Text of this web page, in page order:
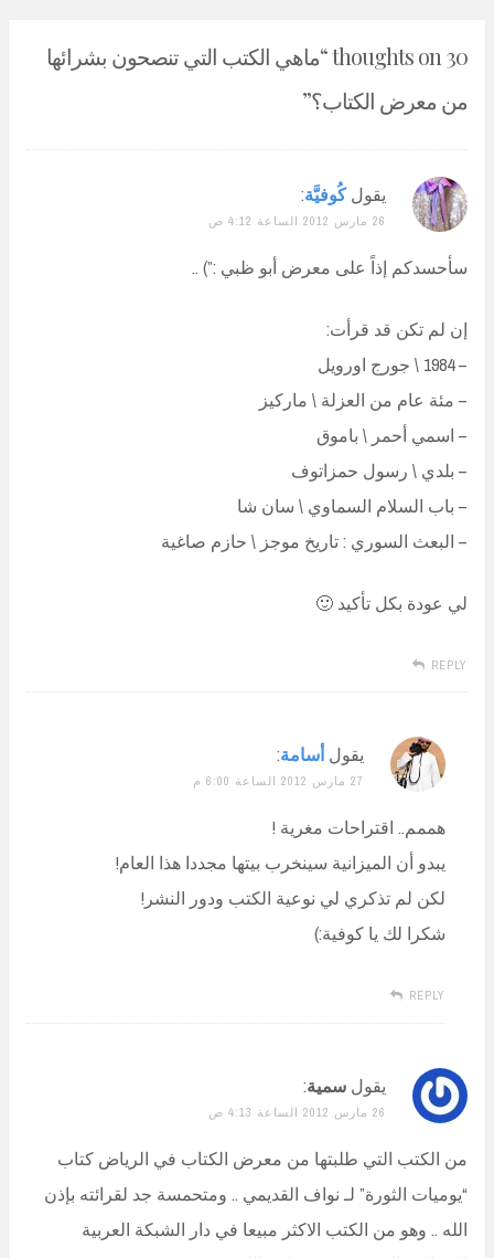
30 thoughts on “
ماهي الكتب التي تنصحون بشرائها
من معرض الكتاب؟”
يقول كُوفيَّة:
26 مارس 2012 الساعة 4:12 ص
سأحسدكم إذاً على معرض أبو ظبي :”) ..
إن لم تكن قد قرأت:
– 1984 \ جورج اورويل
– مئة عام من العزلة \ ماركيز
– اسمي أحمر \ باموق
– بلدي \ رسول حمزاتوف
– باب السلام السماوي \ سان شا
– البعث السوري : تاريخ موجز \ حازم صاغية
لي عودة بكل تأكيد 🙂
REPLY
يقول أسامة:
27 مارس 2012 الساعة 6:00 م
هممم.. اقتراحات مغرية !
يبدو أن الميزانية سينخرب بيتها مجددا هذا العام!
لكن لم تذكري لي نوعية الكتب ودور النشر!
شكرا لك يا كوفية:)
REPLY
يقول سمية:
26 مارس 2012 الساعة 4:13 ص
من الكتب التي طلبتها من معرض الكتاب في الرياض كتاب
“يوميات الثورة” لـ نواف القديمي .. ومتحمسة جد لقرائته بإذن
الله .. وهو من الكتب الاكثر مبيعا في دار الشبكة العربية